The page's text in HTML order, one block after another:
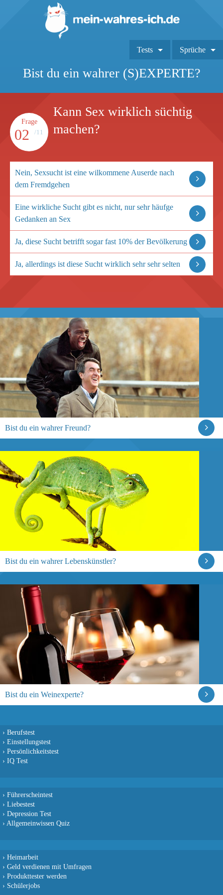
Tests Sprüche
Bist du ein wahrer (S)EXPERTE?
Frage
02 /11
Kann Sex wirklich süchtig
machen?
Nein, Sexsucht ist eine wilkommene Auserde nach
dem Fremdgehen
Eine wirkliche Sucht gibt es nicht, nur sehr häufge
Gedanken an Sex
Ja, diese Sucht betrifft sogar fast 10% der Bevölkerung
Ja, allerdings ist diese Sucht wirklich sehr sehr selten
Bist du ein wahrer Freund?
Bist du ein wahrer Lebenskünstler?
Bist du ein Weinexperte?
› Berufstest
› Einstellungstest
› Persönlichkeitstest
› IQ Test
› Führerscheintest
› Liebestest
› Depression Test
› Allgemeinwissen Quiz
› Heimarbeit
› Geld verdienen mit Umfragen
› Produkttester werden
› Schülerjobs